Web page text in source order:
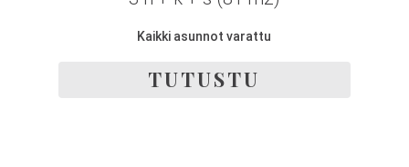
Kaikki asunnot varattu
TUTUSTU